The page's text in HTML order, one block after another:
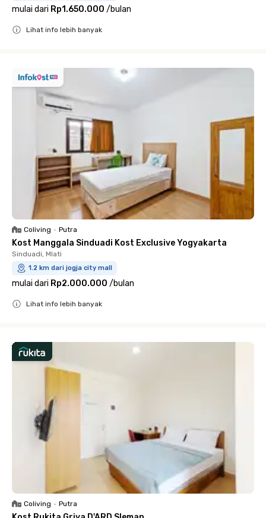
mulai dari Rp1.650.000 /bulan
Lihat info lebih banyak
Coliving • Putra
Kost Manggala Sinduadi Kost Exclusive Yogyakarta
Sinduadi, Mlati
1.2 km dari jogja city mall
mulai dari Rp2.000.000 /bulan
Lihat info lebih banyak
Coliving • Putra